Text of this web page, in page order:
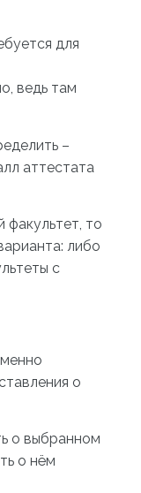
для
ведь там
–
аттестата
факультет, то
либо
с
о
о выбранном
о нём